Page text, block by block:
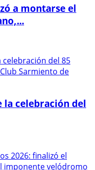
a montarse el
la celebración del